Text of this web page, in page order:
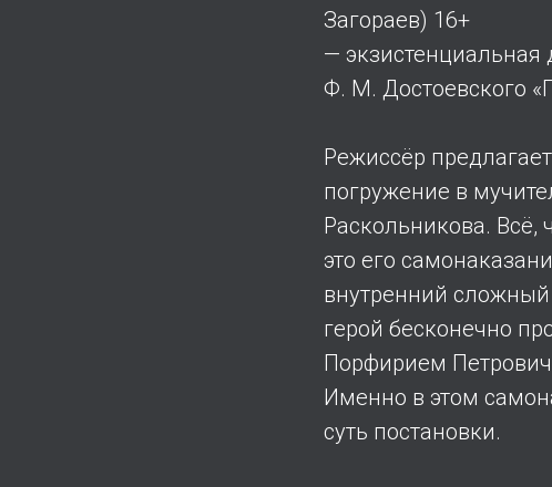
Загораев) 16+
—
Ф. М. Достоевского
Режиссёр
погружение в
Раскольникова. Всё,
это его
внутренний
герой бесконечно
Порфирием
Именно в этом
суть постановки.